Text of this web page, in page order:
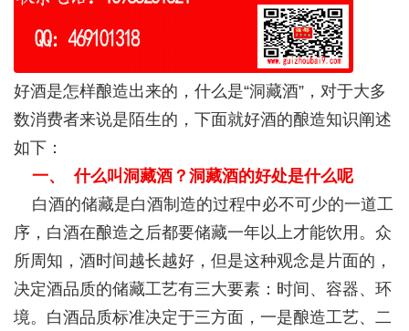
好酒是怎样酿造出来的，什么是“洞藏酒”，对于大多
数消费者来说是陌生的，下面就好酒的酿造知识阐述
如下：
一、 什么叫洞藏酒？洞藏酒的好处是什么呢
白酒的储藏是白酒制造的过程中必不可少的一道工
序，白酒在酿造之后都要储藏一年以上才能饮用。众
所周知，酒时间越长越好，但是这种观念是片面的，
决定酒品质的储藏工艺有三大要素：时间、容器、环
境。白酒品质标准决定于三方面，一是酿造工艺、二